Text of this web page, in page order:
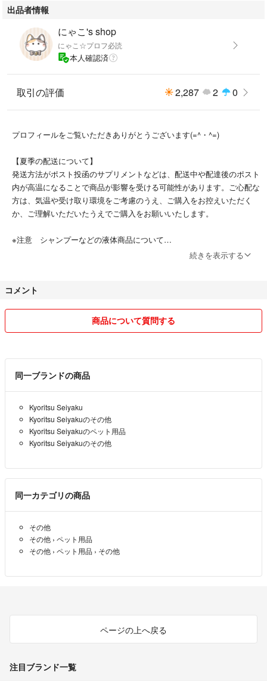
出品者情報
にゃこ's shop
にゃこ☆プロフ必読
本人確認済
取引の評価 2,287 2 0
プロフィールをご覧いただきありがとうございます(=^・^=)
【夏季の配送について】
発送方法がポスト投函のサプリメントなどは、配送中や配達後のポスト
内が高温になることで商品が影響を受ける可能性があります。ご心配な
方は、気温や受け取り環境をご考慮のうえ、ご購入をお控えいただく
か、ご理解いただいたうえでご購入をお願いいたします。
※注意 シャンプーなどの液体商品について
新品の商品を検品·梱包をしっかり行い発送していますが、輸送時の衝
・送料無料
◼️ぎりぎりの価格のためお値引きは出来ません。
◼️かんたんラクマパック(日本郵便)のため着日の指定はできません。
○○日着は避けて下さい等も不可
■かんたんラクマパックでの発送になりますが、予告無く日本郵便、ヤ
マト運輸の設定を変更する場合があります。
◼️まとめ買いや同梱希望の方はご購入前にコメントください。(送料分値
引き有り)
◼️コメントの返信は遅れる事もありますけど、できるだけ早く返信した
いと思います。
気持ち良いお取引きができるように努めたいと思います。
よろしくお願いします♪
続きを表示する
コメント
商品について質問する
同一ブランドの商品
Kyoritsu Seiyaku
Kyoritsu Seiyakuのその他
Kyoritsu Seiyakuのペット用品
Kyoritsu Seiyakuのその他
同一カテゴリの商品
その他
その他 › ペット用品
その他 › ペット用品 › その他
ページの上へ戻る
注目ブランド一覧